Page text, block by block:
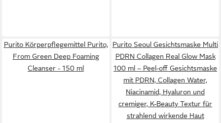
Purito Körperpflegemittel Purito,
From Green Deep Foaming
Cleanser - 150 ml
Purito Seoul Gesichtsmaske Multi
PDRN Collagen Real Glow Mask
100 ml – Peel-off Gesichtsmaske
mit PDRN, Collagen Water,
Niacinamid, Hyaluron und
cremiger, K-Beauty Textur für
strahlend wirkende Haut